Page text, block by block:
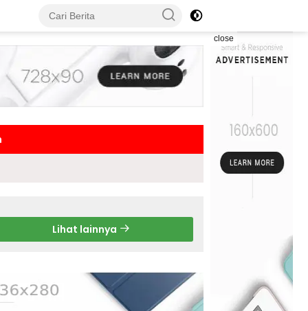
close
Lihat lainnya